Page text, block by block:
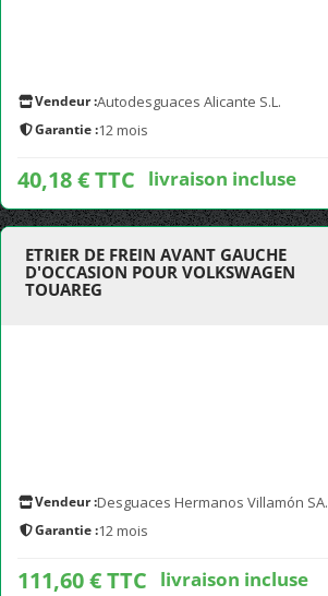
Vendeur :Autodesguaces Alicante S.L.
Garantie :12 mois
40,18 € TTC livraison incluse
ETRIER DE FREIN AVANT GAUCHE
D'OCCASION POUR VOLKSWAGEN
TOUAREG
Vendeur :Desguaces Hermanos Villamón SA.
Garantie :12 mois
111,60 € TTC livraison incluse